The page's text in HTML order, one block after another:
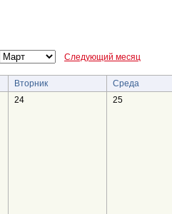
Следующий месяц
Вторник Среда
24 25